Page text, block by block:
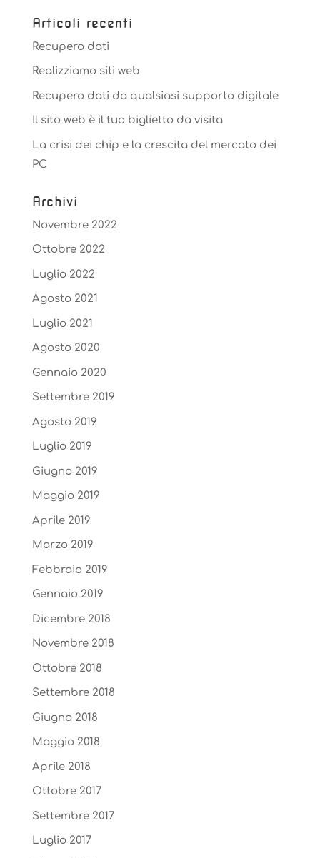
Articoli recenti
Recupero dati
Realizziamo siti web
Recupero dati da qualsiasi supporto digitale
Il sito web è il tuo biglietto da visita
La crisi dei chip e la crescita del mercato dei
PC
Archivi
Novembre 2022
Ottobre 2022
Luglio 2022
Agosto 2021
Luglio 2021
Agosto 2020
Gennaio 2020
Settembre 2019
Agosto 2019
Luglio 2019
Giugno 2019
Maggio 2019
Aprile 2019
Marzo 2019
Febbraio 2019
Gennaio 2019
Dicembre 2018
Novembre 2018
Ottobre 2018
Settembre 2018
Giugno 2018
Maggio 2018
Aprile 2018
Ottobre 2017
Settembre 2017
Luglio 2017